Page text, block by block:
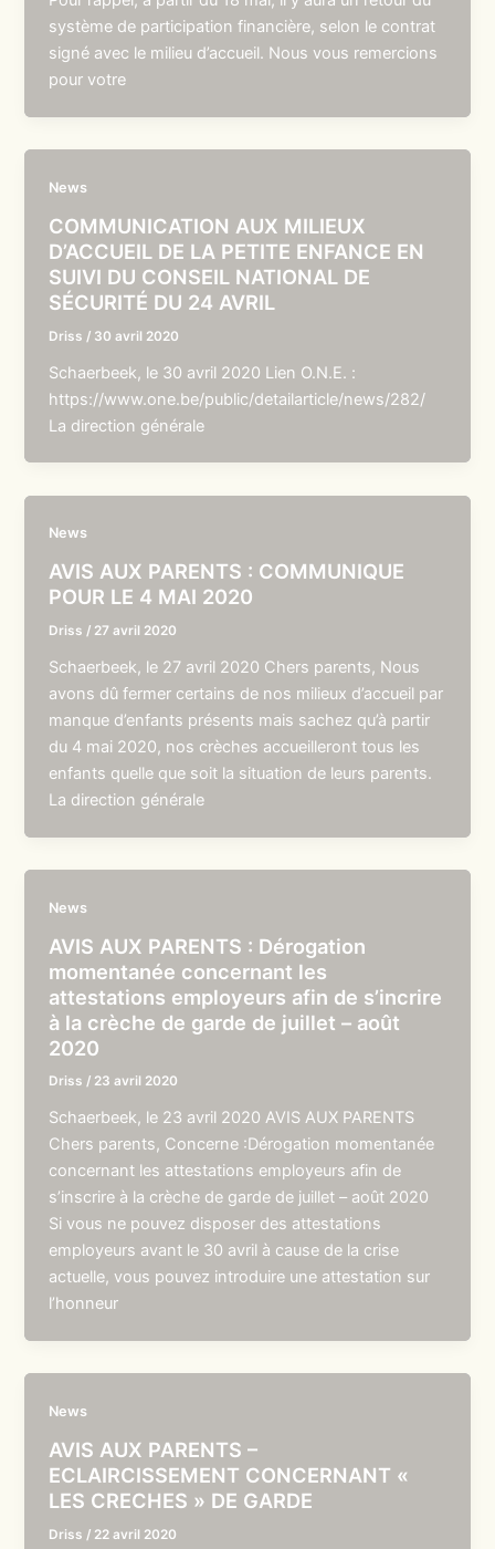
système de participation financière, selon le contrat
signé avec le milieu d’accueil. Nous vous remercions
pour votre
News
COMMUNICATION AUX MILIEUX
D’ACCUEIL DE LA PETITE ENFANCE EN
SUIVI DU CONSEIL NATIONAL DE
SÉCURITÉ DU 24 AVRIL
Driss / 30 avril 2020
Schaerbeek, le 30 avril 2020 Lien O.N.E. :
https://www.one.be/public/detailarticle/news/282/
La direction générale
News
AVIS AUX PARENTS : COMMUNIQUE
POUR LE 4 MAI 2020
Driss / 27 avril 2020
Schaerbeek, le 27 avril 2020 Chers parents, Nous
avons dû fermer certains de nos milieux d’accueil par
manque d’enfants présents mais sachez qu’à partir
du 4 mai 2020, nos crèches accueilleront tous les
enfants quelle que soit la situation de leurs parents.
La direction générale
News
AVIS AUX PARENTS : Dérogation
momentanée concernant les
attestations employeurs afin de s’incrire
à la crèche de garde de juillet – août
2020
Driss / 23 avril 2020
Schaerbeek, le 23 avril 2020 AVIS AUX PARENTS
Chers parents, Concerne :Dérogation momentanée
concernant les attestations employeurs afin de
s’inscrire à la crèche de garde de juillet – août 2020
Si vous ne pouvez disposer des attestations
employeurs avant le 30 avril à cause de la crise
actuelle, vous pouvez introduire une attestation sur
l’honneur
News
AVIS AUX PARENTS –
ECLAIRCISSEMENT CONCERNANT «
LES CRECHES » DE GARDE
Driss / 22 avril 2020